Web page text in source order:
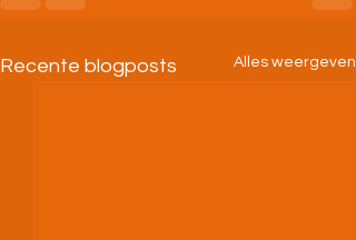
Recente blogposts Alles weergeven